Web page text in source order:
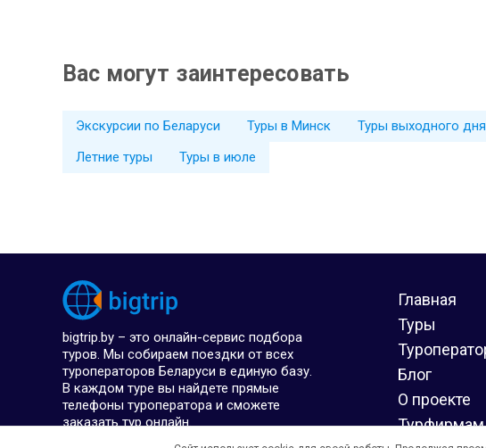
Вас могут заинтересовать
Экскурсии по Беларуси Туры в Минск Туры выходного дня
Летние туры
Туры в июле
bigtrip.by – это онлайн-сервис подбора
туров. Мы собираем поездки от всех
туроператоров Беларуси в единую базу.
В каждом туре вы найдете прямые
телефоны туроператора и сможете
заказать тур онлайн.
Главная
Туры
Блог
О проекте
Турфирмам